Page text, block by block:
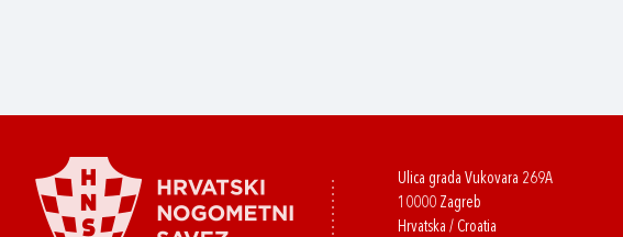
Ulica grada Vukovara 269A
10000 Zagreb
Hrvatska / Croatia